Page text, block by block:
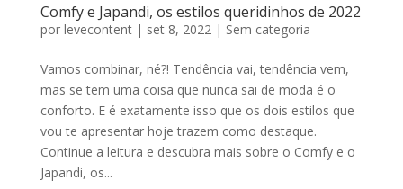
Comfy e Japandi, os estilos queridinhos de 2022
por levecontent| set 8, 2022| Sem categoria
Vamos combinar, né?! Tendência vai, tendência vem,
mas se tem uma coisa que nunca sai de moda é o
conforto. E é exatamente isso que os dois estilos que
vou te apresentar hoje trazem como destaque.
Continue a leitura e descubra mais sobre o Comfy e o
Japandi, os...